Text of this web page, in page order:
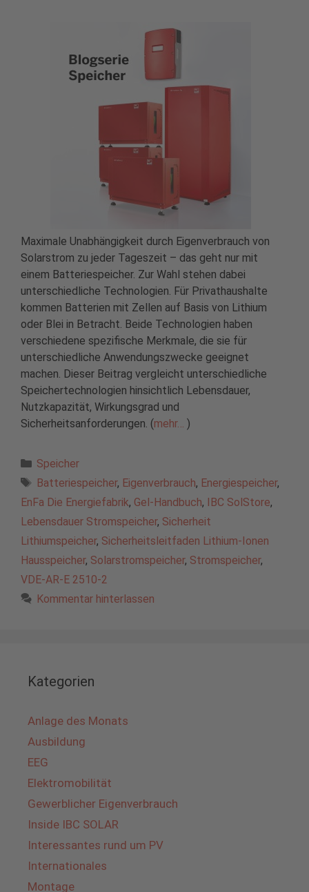
Maximale Unabhängigkeit durch Eigenverbrauch von
Solarstrom zu jeder Tageszeit – das geht nur mit
einem Batteriespeicher. Zur Wahl stehen dabei
unterschiedliche Technologien. Für Privathaushalte
kommen Batterien mit Zellen auf Basis von Lithium
oder Blei in Betracht. Beide Technologien haben
verschiedene spezifische Merkmale, die sie für
unterschiedliche Anwendungszwecke geeignet
machen. Dieser Beitrag vergleicht unterschiedliche
Speichertechnologien hinsichtlich Lebensdauer,
Nutzkapazität, Wirkungsgrad und
Sicherheitsanforderungen. (mehr… )
Kategorien
Speicher
Schlagwörter
Batteriespeicher, Eigenverbrauch, Energiespeicher,
EnFa Die Energiefabrik, Gel-Handbuch, IBC SolStore,
Lebensdauer Stromspeicher, Sicherheit
Lithiumspeicher, Sicherheitsleitfaden Lithium-Ionen
Hausspeicher, Solarstromspeicher, Stromspeicher,
VDE-AR-E 2510-2
Kommentar hinterlassen
Kategorien
Anlage des Monats
Ausbildung
EEG
Elektromobilität
Gewerblicher Eigenverbrauch
Inside IBC SOLAR
Interessantes rund um PV
Internationales
Montage